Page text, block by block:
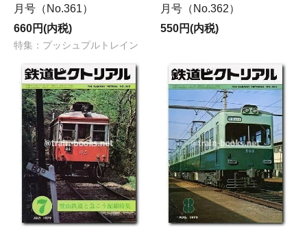
月号（No.361）
660円(内税)
特集：プッシュプルトレイン
月号（No.362）
550円(内税)